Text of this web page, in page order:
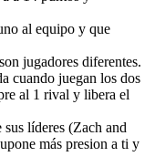
al equipo y que
jugadores diferentes.
cuando juegan los dos
al 1 rival y libera el
líderes (Zach and
más presion a ti y